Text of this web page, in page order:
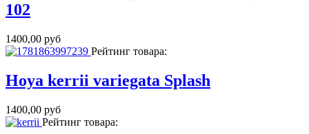
102
1400,00 руб
Рейтинг товара:
Hoya kerrii variegata Splash
1400,00 руб
Рейтинг товара: